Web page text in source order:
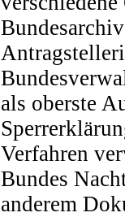
als oberste
Verfahren
Bundes
anderem